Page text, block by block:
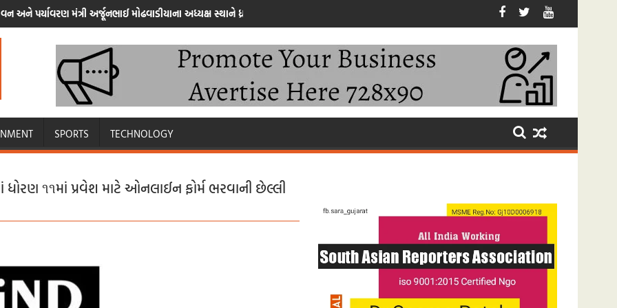
વન અને પર્યાવરણ મંત્રી અર્જૂનભાઈ મોઢવાડીયાના અધ્યક્ષ સ્થાને ધ્રોલના ઐતિહાસિક ભૂચરમોરી ખાતે થશે જિલ્લા કક્ષાના 'સ્વાતંત્ર્ય પર્વ'ની ભવ્ય ઉજવણી
SPORTS TECHNOLOGY
ધોરણ ૧૧માં પ્રવેશ માટે ઓનલાઈન ફોર્મ ભરવાની છેલ્લી